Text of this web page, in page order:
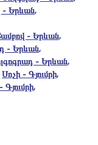
- Երևան,
- Երևան,
- Երևան,
- Երևան,
Սոչի - Գյումրի,
,